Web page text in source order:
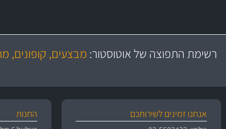
משלוח מהיר
באמצעות צ'יטה
משלוחים
במחיר
יותר מ- 500 מסנני שמן, אוויר, דלק וקבינה
רשימת התפוצה של אוטוסטור: מבצעים, קופונים,
אנחנו זמינים לשירותכם החנות